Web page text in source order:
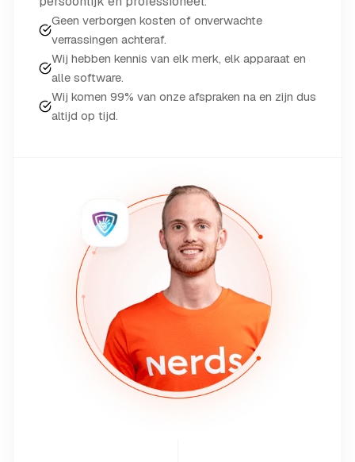
Geen verborgen kosten of onverwachte
verrassingen achteraf.
Wij hebben kennis van elk merk, elk apparaat en
alle software.
Wij komen 99% van onze afspraken na en zijn dus
altijd op tijd.